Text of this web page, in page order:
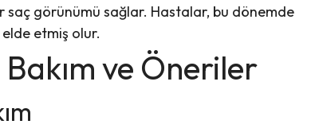
saç görünümü sağlar. Hastalar, bu dönemde
etmiş olur.
ve Öneriler